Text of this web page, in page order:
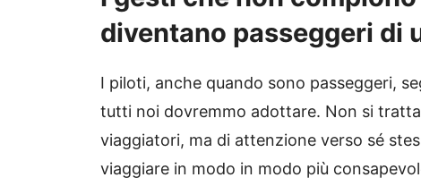
diventano passeggeri di
I piloti, anche quando sono passeggeri,
tutti noi dovremmo adottare. Non si
viaggiatori, ma di attenzione verso sé
viaggiare in modo in modo più